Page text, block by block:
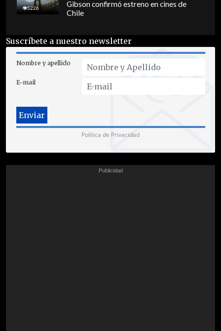
5226
Gibson confirmó estreno en cines de
Chile
Suscríbete a nuestro newsletter
Nombre y apellido
E-mail
Política de Privacidad